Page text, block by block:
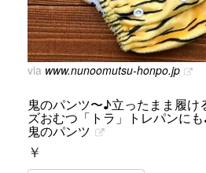
via www.nunoomutsu-honpo.jp
鬼のパンツ〜♪立ったまま履け
ズおむつ「トラ」トレパンに
鬼のパンツ
￥